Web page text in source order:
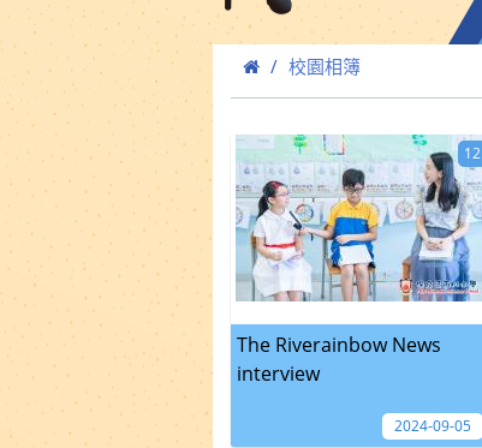
校園相簿
The Riverainbow News
interview
12
2024-09-05